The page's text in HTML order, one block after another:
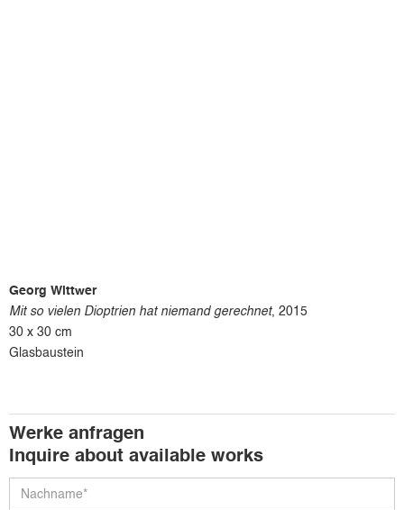
Georg Wittwer
Mit so vielen Dioptrien hat niemand gerechnet, 2015
30 x 30 cm
Glasbaustein
Werke anfragen
Inquire about available works